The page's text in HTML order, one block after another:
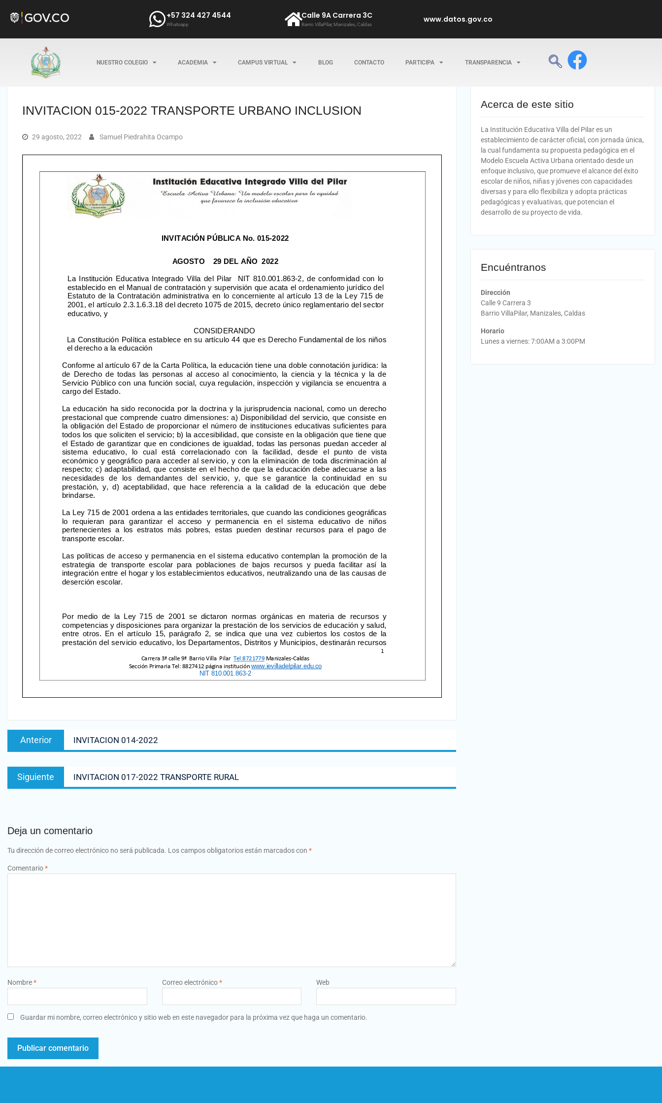
+57 324 427 4544
Whatsapp
Calle 9A Carrera 3C
Barrio VillaPilar, Manizales, Caldas
www.datos.gov.co
NUESTRO COLEGIO ACADEMIA CAMPUS VIRTUAL BLOG CONTACTO PARTICIPA TRANSPARENCIA
INVITACION 015-2022 TRANSPORTE URBANO INCLUSION
29 agosto, 2022 Samuel Piedrahita Ocampo
Anterior INVITACION 014-2022
Siguiente INVITACION 017-2022 TRANSPORTE RURAL
Deja un comentario
Tu dirección de correo electrónico no será publicada. Los campos obligatorios están marcados con *
Comentario*
Nombre* Correo electrónico* Web
Guardar mi nombre, correo electrónico y sitio web en este navegador para la próxima vez que haga un comentario.
Acerca de este sitio
La Institución Educativa Villa del Pilar es un
establecimiento de carácter oficial, con jornada única,
la cual fundamenta su propuesta pedagógica en el
Modelo Escuela Activa Urbana orientado desde un
enfoque inclusivo, que promueve el alcance del éxito
escolar de niños, niñas y jóvenes con capacidades
diversas y para ello flexibiliza y adopta prácticas
pedagógicas y evaluativas, que potencian el
desarrollo de su proyecto de vida.
Encuéntranos
Dirección
Calle 9 Carrera 3
Barrio VillaPilar, Manizales, Caldas
Horario
Lunes a viernes: 7:00AM a 3:00PM